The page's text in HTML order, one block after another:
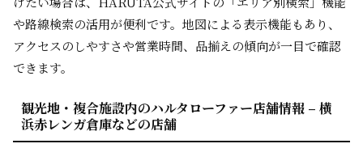
や路線検索の活用が便利です。地図による表示機能もあり、
アクセスのしやすさや営業時間、品揃えの傾向が一目で確認
できます。
観光地・複合施設内のハルタローファー店舗情報 – 横
浜赤レンガ倉庫などの店舗